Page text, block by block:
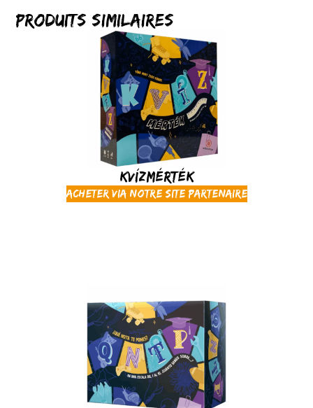
Produits similaires
Kvízmérték
Acheter via notre site partenaire